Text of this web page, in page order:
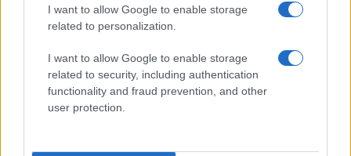
I want to allow Google to enable storage
related to personalization.
I want to allow Google to enable storage
related to security, including authentication
functionality and fraud prevention, and other
user protection.